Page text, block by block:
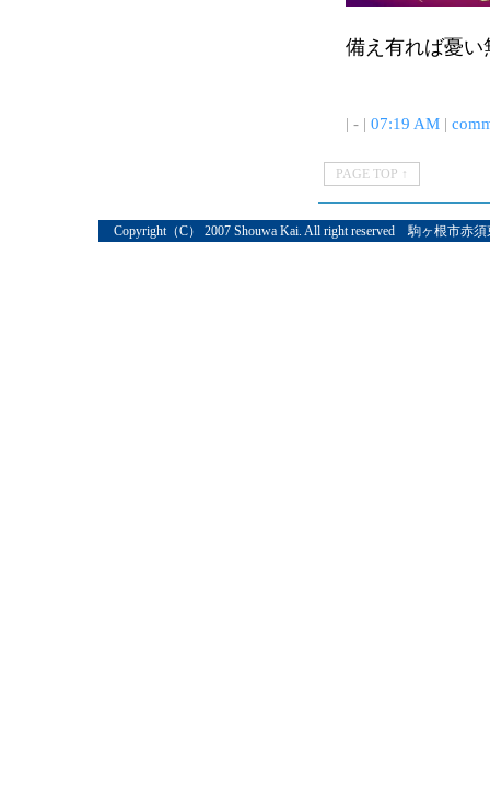
備え有れば憂い
| - | 07:19 AM|
PAGE TOP ↑
Copyright（C） 2007 Shouwa Kai. All right reserved 駒ヶ根市